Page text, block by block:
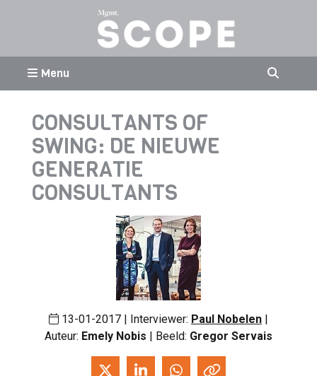
Menu
CONSULTANTS OF
SWING: DE NIEUWE
GENERATIE
CONSULTANTS
13-01-2017 | Interviewer: Paul Nobelen |
Auteur: Emely Nobis | Beeld: Gregor Servais